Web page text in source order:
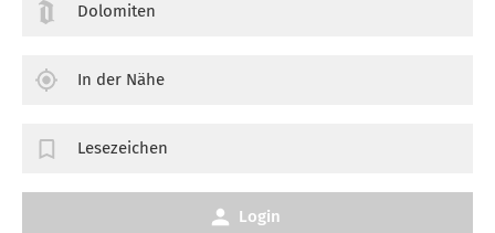
Dolomiten
In der Nähe
Lesezeichen
Login